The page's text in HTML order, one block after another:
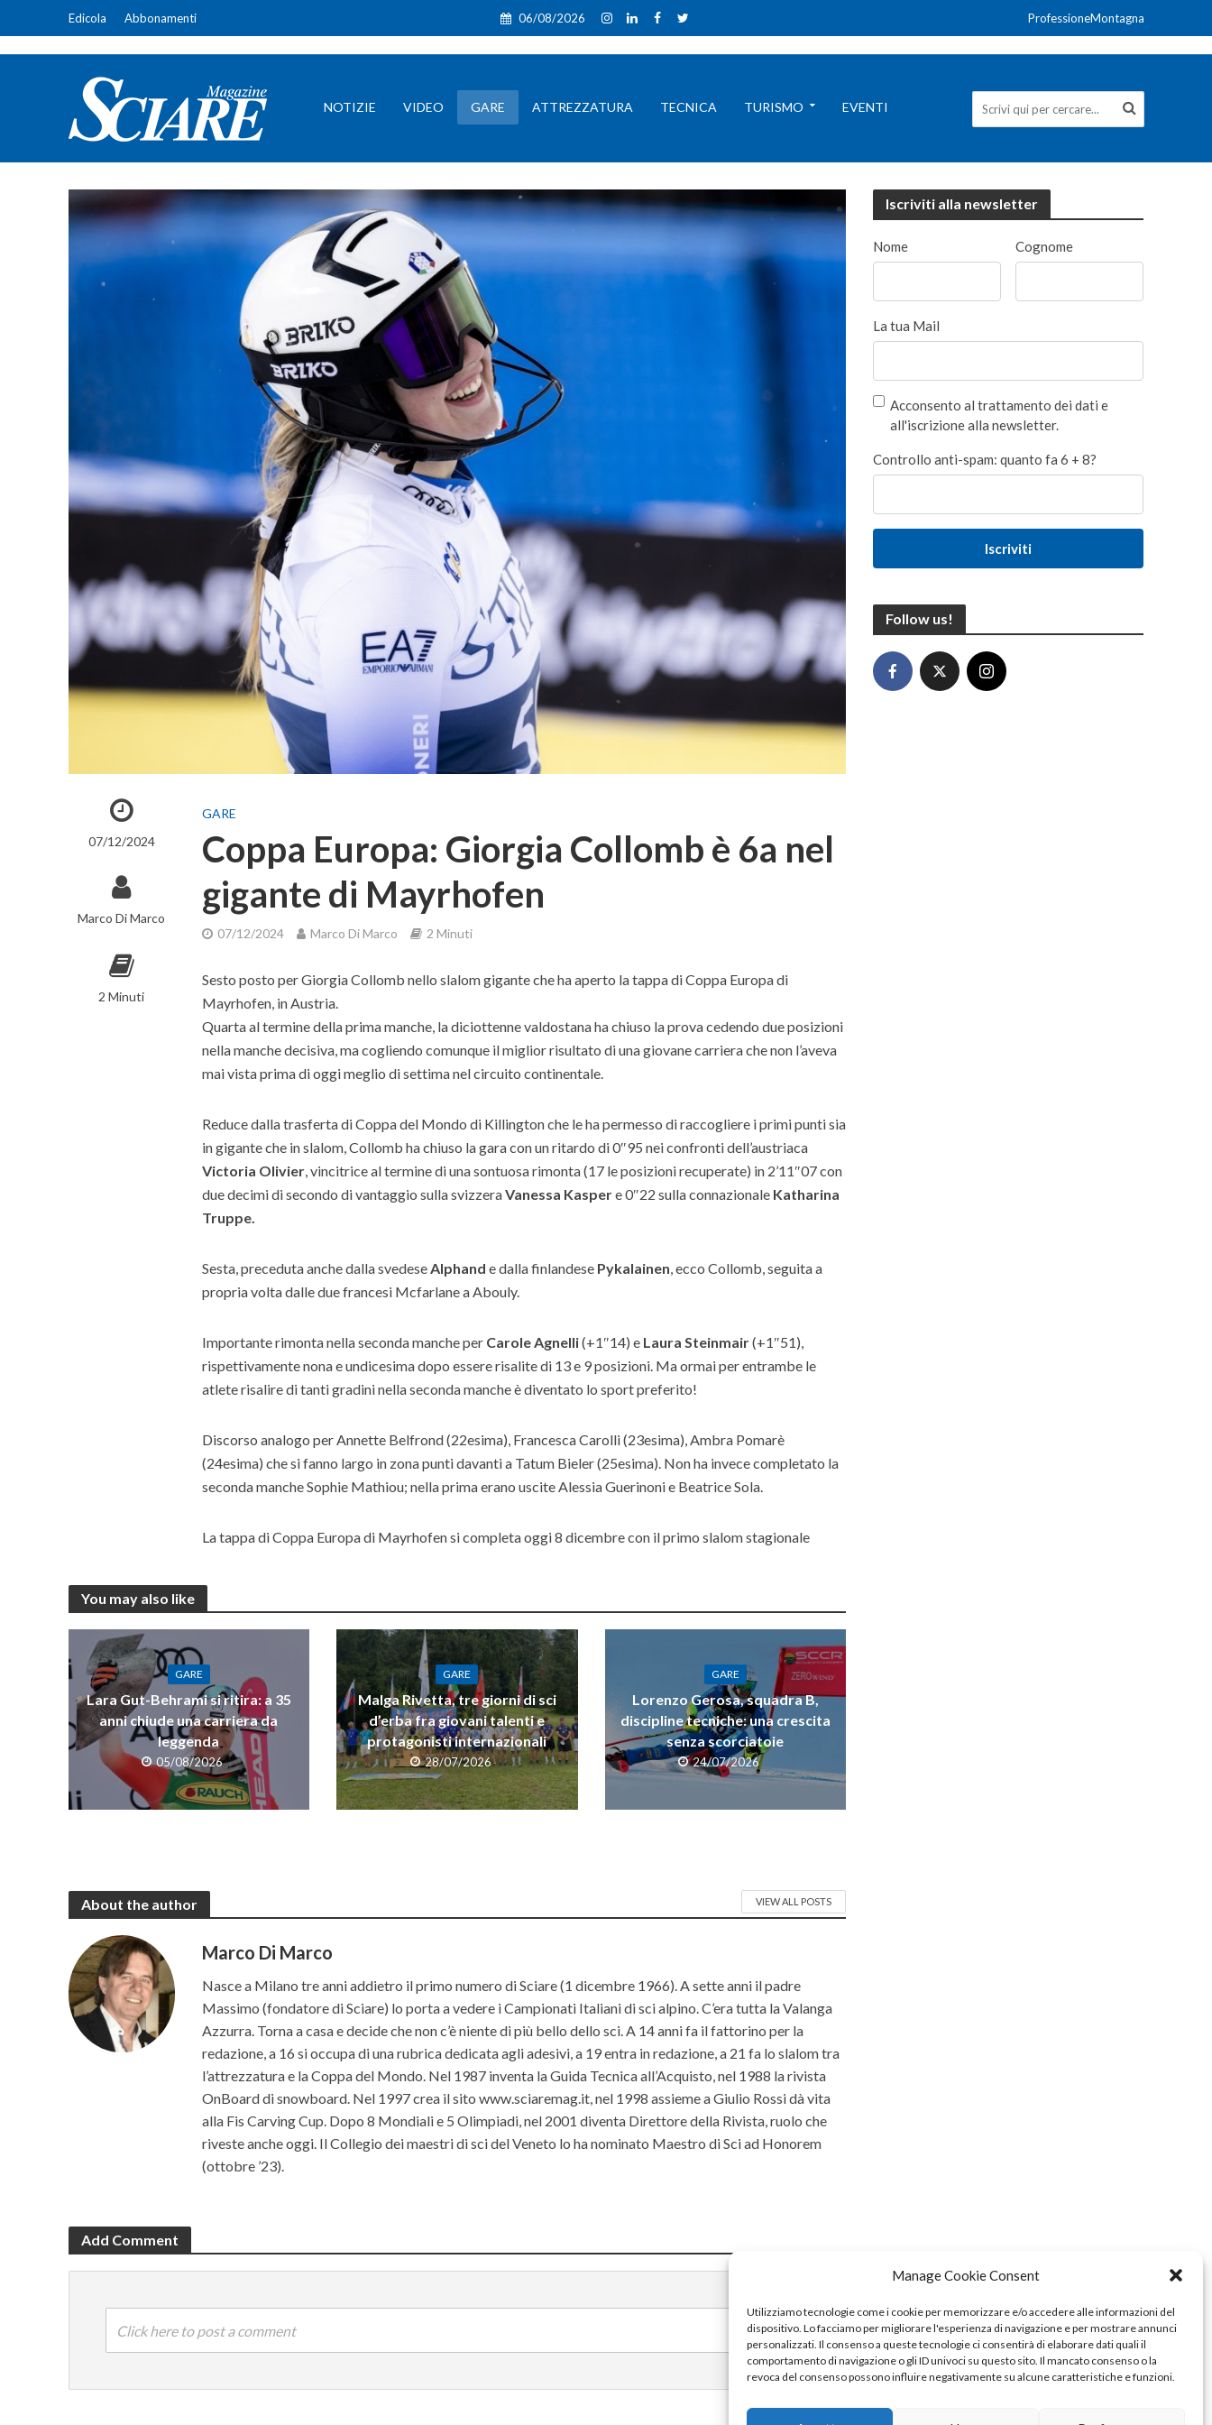
Manage Cookie Consent
Utilizziamo tecnologie come i cookie per memorizzare e/o accedere alle informazioni del
dispositivo. Lo facciamo per migliorare l'esperienza di navigazione e per mostrare annunci
personalizzati. Il consenso a queste tecnologie ci consentirà di elaborare dati quali il
comportamento di navigazione o gli ID univoci su questo sito. Il mancato consenso o la
revoca del consenso possono influire negativamente su alcune caratteristiche e funzioni.
Edicola Abbonamenti ProfessioneMontagna
06/08/2026
NOTIZIE VIDEO GARE ATTREZZATURA TECNICA TURISMO EVENTI
07/12/2024
Marco Di Marco
2 Minuti
GARE
Coppa Europa: Giorgia Collomb è 6a nel
gigante di Mayrhofen
07/12/2024 Marco Di Marco 2 Minuti
Sesto posto per Giorgia Collomb nello slalom gigante che ha aperto la tappa di Coppa Europa di
Mayrhofen, in Austria.
Quarta al termine della prima manche, la diciottenne valdostana ha chiuso la prova cedendo due posizioni
nella manche decisiva, ma cogliendo comunque il miglior risultato di una giovane carriera che non l’aveva
mai vista prima di oggi meglio di settima nel circuito continentale.
Reduce dalla trasferta di Coppa del Mondo di Killington che le ha permesso di raccogliere i primi punti sia
in gigante che in slalom, Collomb ha chiuso la gara con un ritardo di 0″95 nei confronti dell’austriaca
Victoria Olivier , vincitrice al termine di una sontuosa rimonta (17 le posizioni recuperate) in 2’11″07 con
due decimi di secondo di vantaggio sulla svizzeraVanessa Kaspere 0″22 sulla connazionale Katharina
Truppe.
Sesta, preceduta anche dalla svedese Alphand e dalla finlandese Pykalainen , ecco Collomb, seguita a
propria volta dalle due francesi Mcfarlane a Abouly.
Importante rimonta nella seconda manche per Carole Agnelli(+1″14) e Laura Steinmair(+1″51),
rispettivamente nona e undicesima dopo essere risalite di 13 e 9 posizioni. Ma ormai per entrambe le
atlete risalire di tanti gradini nella seconda manche è diventato lo sport preferito!
Discorso analogo per Annette Belfrond (22esima), Francesca Carolli (23esima), Ambra Pomarè
(24esima) che si fanno largo in zona punti davanti a Tatum Bieler (25esima). Non ha invece completato la
seconda manche Sophie Mathiou; nella prima erano uscite Alessia Guerinoni e Beatrice Sola.
La tappa di Coppa Europa di Mayrhofen si completa oggi 8 dicembre con il primo slalom stagionale
You may also like
GARE
Lara Gut-Behrami si ritira: a 35
anni chiude una carriera da
leggenda
05/08/2026
GARE
Malga Rivetta, tre giorni di sci
d’erba fra giovani talenti e
protagonisti internazionali
28/07/2026
GARE
Lorenzo Gerosa, squadra B,
discipline tecniche: una crescita
senza scorciatoie
24/07/2026
About the author VIEW ALL POSTS
Marco Di Marco
Nasce a Milano tre anni addietro il primo numero di Sciare (1 dicembre 1966). A sette anni il padre
Massimo (fondatore di Sciare) lo porta a vedere i Campionati Italiani di sci alpino. C’era tutta la Valanga
Azzurra. Torna a casa e decide che non c’è niente di più bello dello sci. A 14 anni fa il fattorino per la
redazione, a 16 si occupa di una rubrica dedicata agli adesivi, a 19 entra in redazione, a 21 fa lo slalom tra
l’attrezzatura e la Coppa del Mondo. Nel 1987 inventa la Guida Tecnica all’Acquisto, nel 1988 la rivista
OnBoard di snowboard. Nel 1997 crea il sito www.sciaremag.it, nel 1998 assieme a Giulio Rossi dà vita
alla Fis Carving Cup. Dopo 8 Mondiali e 5 Olimpiadi, nel 2001 diventa Direttore della Rivista, ruolo che
riveste anche oggi. Il Collegio dei maestri di sci del Veneto lo ha nominato Maestro di Sci ad Honorem
(ottobre ’23).
Add Comment
Click here to post a comment
Iscriviti alla newsletter
Nome Cognome
La tua Mail
Acconsento al trattamento dei dati e
all'iscrizione alla newsletter.
Controllo anti-spam: quanto fa 6 + 8?
Iscriviti
Follow us!